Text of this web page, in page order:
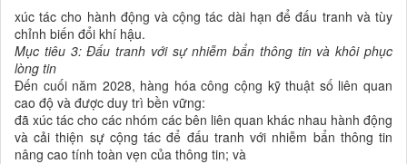
xúc tác cho hành động và cộng tác dài hạn để đấu tranh và tùy
chỉnh biến đổi khí hậu.
Mục tiêu 3: Đấu tranh với sự nhiễm bẩn thông tin và khôi phục
lòng tin
Đến cuối năm 2028, hàng hóa công cộng kỹ thuật số liên quan
cao độ và được duy trì bền vững:
đã xúc tác cho các nhóm các bên liên quan khác nhau hành động
và cải thiện sự cộng tác để đấu tranh với nhiễm bẩn thông tin
nâng cao tính toàn vẹn của thông tin; và